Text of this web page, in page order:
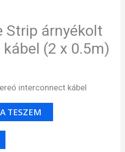
Strip árnyékolt
(2 x 0.5m)
interconnect kábel
TESZEM